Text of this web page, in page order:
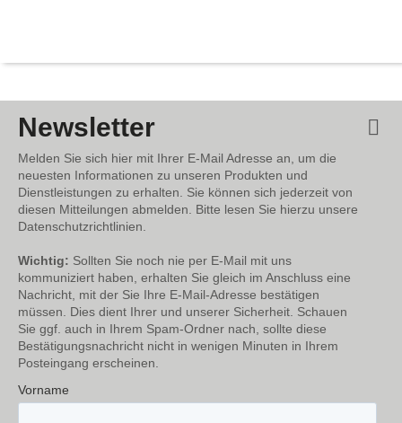
Newsletter
Melden Sie sich hier mit Ihrer E-Mail Adresse an, um die
neuesten Informationen zu unseren Produkten und
Dienstleistungen zu erhalten. Sie können sich jederzeit von
diesen Mitteilungen abmelden. Bitte lesen Sie hierzu unsere
Datenschutzrichtlinien.
Wichtig: Sollten Sie noch nie per E-Mail mit uns
kommuniziert haben, erhalten Sie gleich im Anschluss eine
Nachricht, mit der Sie Ihre E-Mail-Adresse bestätigen
müssen. Dies dient Ihrer und unserer Sicherheit. Schauen
Sie ggf. auch in Ihrem Spam-Ordner nach, sollte diese
Bestätigungsnachricht nicht in wenigen Minuten in Ihrem
Posteingang erscheinen.